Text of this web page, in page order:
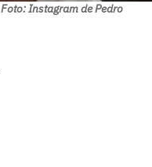
Foto: Instagram de Pedro